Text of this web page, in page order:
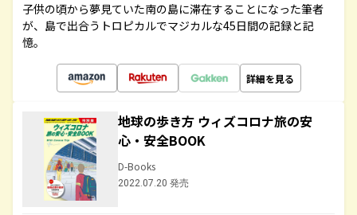
子供の頃から夢見ていた南の島に滞在することになった筆者
が、島で出合うトロピカルでマジカルな45日間の記録と記
憶。
詳細を見る
地球の歩き方 ウィズコロナ旅の安
心・安全BOOK
D-Books
2022.07.20 発売